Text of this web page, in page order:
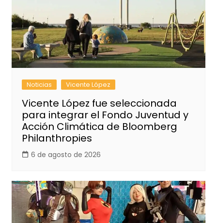
Noticias Vicente López
Vicente López fue seleccionada
para integrar el Fondo Juventud y
Acción Climática de Bloomberg
Philanthropies
6 de agosto de 2026